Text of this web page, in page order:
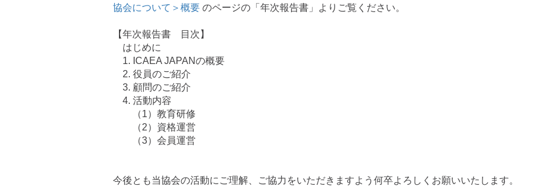
協会について＞概要 のページの「年次報告書」よりご覧ください。
【年次報告書 目次】
はじめに
1. ICAEA JAPANの概要
2. 役員のご紹介
3. 顧問のご紹介
4. 活動内容
（1）教育研修
（2）資格運営
（3）会員運営
今後とも当協会の活動にご理解、ご協力をいただきますよう何卒よろしくお願いいたします。